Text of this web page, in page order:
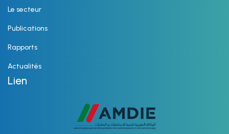
Le secteur
Publications
Rapports
Actualités
Lien